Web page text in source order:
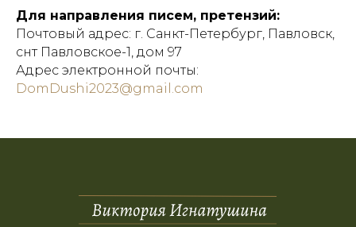
Для направления писем, претензий:
Почтовый адрес: г. Санкт-Петербург, Павловск,
снт Павловское-1, дом 97
Адрес электронной почты:
DomDushi2023@gmail.com